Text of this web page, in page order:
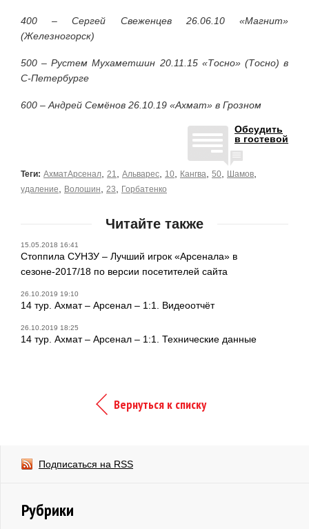
400 – Сергей Свеженцев 26.06.10 «Магнит»
(Железногорск)
500 – Рустем Мухаметшин 20.11.15 «Тосно» (Тосно) в
С-Петербурге
600 – Андрей Семёнов 26.10.19 «Ахмат» в Грозном
Обсудить
в гостевой
Теги: АхматАрсенал 21 Альварес 10 Кангва 50 Шамов
удаление Волошин 23 Горбатенко
Читайте также
15.05.2018 16:41
Стоппила СУНЗУ – Лучший игрок «Арсенала» в
сезоне-2017/18 по версии посетителей сайта
26.10.2019 19:10
14 тур. Ахмат – Арсенал – 1:1. Видеоотчёт
26.10.2019 18:25
14 тур. Ахмат – Арсенал – 1:1. Технические данные
Вернуться к списку
Подписаться на RSS
Рубрики